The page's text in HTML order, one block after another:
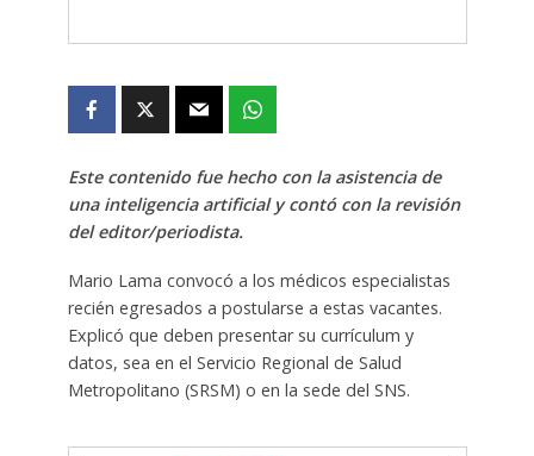
Este contenido fue hecho con la asistencia de
una inteligencia artificial y contó con la revisión
del editor/periodista.
Mario Lama convocó a los médicos especialistas
recién egresados a postularse a estas vacantes.
Explicó que deben presentar su currículum y
datos, sea en el Servicio Regional de Salud
Metropolitano (SRSM) o en la sede del SNS.